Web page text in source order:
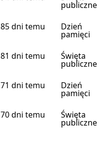
publiczne
85 dni temu Dzień
pamięci
81 dni temu Święta
publiczne
71 dni temu Dzień
pamięci
70 dni temu Święta
publiczne